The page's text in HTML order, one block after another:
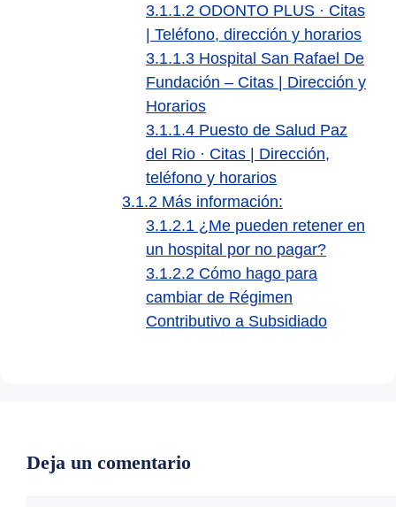
3.1.1.2 ODONTO PLUS · Citas
| Teléfono, dirección y horarios
3.1.1.3 Hospital San Rafael De
Fundación – Citas | Dirección y
Horarios
3.1.1.4 Puesto de Salud Paz
del Rio · Citas | Dirección,
teléfono y horarios
3.1.2 Más información:
3.1.2.1 ¿Me pueden retener en
un hospital por no pagar?
3.1.2.2 Cómo hago para
cambiar de Régimen
Contributivo a Subsidiado
Deja un comentario